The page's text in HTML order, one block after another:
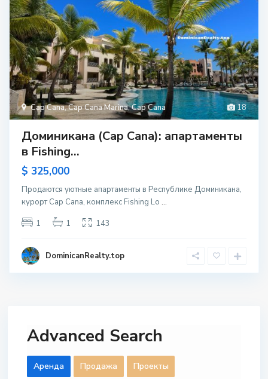
18
Cap Cana,Cap Cana Marina,Cap Cana
Доминикана (Cap Cana): апартаменты
в Fishing...
$ 325,000
Продаются уютные апартаменты в Республике Доминикана,
курорт Cap Cana, комплекс Fishing Lo ...
1
1 143
DominicanRealty.top
Advanced Search
Aренда Продажа Проекты